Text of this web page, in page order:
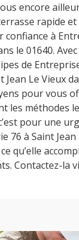
encore
rapide
confiance à
le 01640.
de
Jean Le Vieux
pour vous
les méthodes
pour une
76 à Saint Jean
qu’elle
Contactez-la